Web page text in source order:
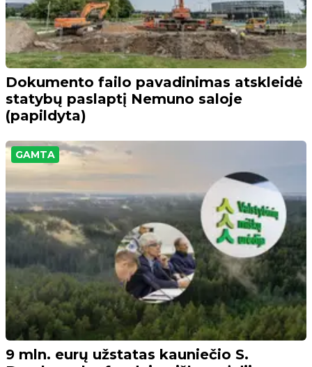
Dokumento failo pavadinimas atskleidė
statybų paslaptį Nemuno saloje
(papildyta)
GAMTA
9 mln. eurų užstatas kauniečio S.